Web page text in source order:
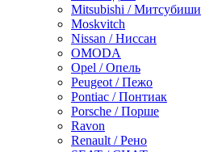
Mitsubishi / Митсубиши
Moskvitch
Nissan / Ниссан
OMODA
Opel / Опель
Peugeot / Пежо
Pontiac / Понтиак
Porsche / Порше
Ravon
Renault / Рено